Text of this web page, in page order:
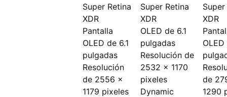
Super Retina
XDR
Pantalla
OLED de 6.1
pulgadas
Resolución
de 2556 x
1179 pixeles
Super Retina
XDR
OLED de 6.1
pulgadas
Resolución de
2532 x 1170
pixeles
Dynamic
XDR
de
1290